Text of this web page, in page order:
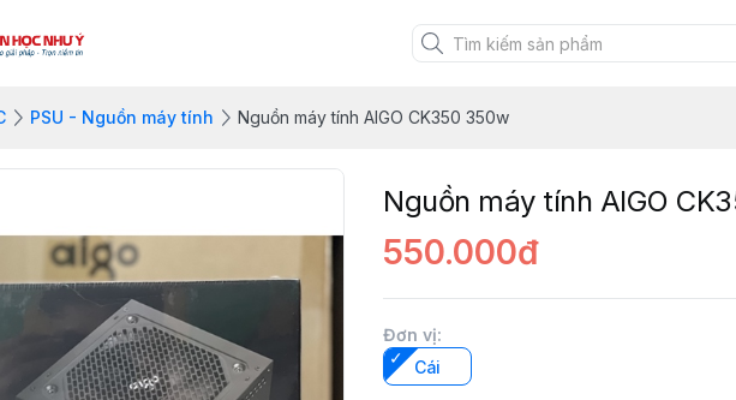
PSU - Nguồn máy tính Nguồn máy tính AIGO CK350 350w
Nguồn máy tính AIGO
550.000đ
Đơn vị:
Cái